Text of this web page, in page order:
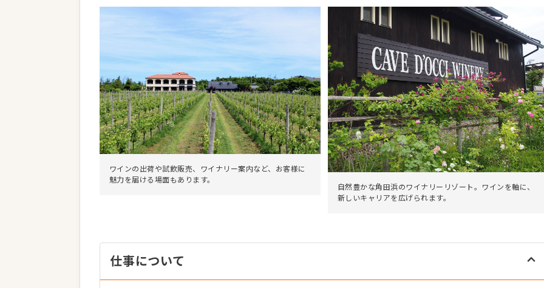
ワインの出荷や試飲販売、ワイナリー案内など、お客様に
魅力を届ける場面もあります。
自然豊かな角田浜のワイナリーリゾート。ワインを軸に、
新しいキャリアを広げられます。
仕事について